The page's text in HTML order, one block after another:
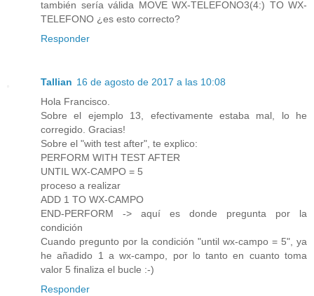
también sería válida MOVE WX-TELEFONO3(4:) TO WX-
TELEFONO ¿es esto correcto?
Responder
Tallian 16 de agosto de 2017 a las 10:08
Hola Francisco.
Sobre el ejemplo 13, efectivamente estaba mal, lo he
corregido. Gracias!
Sobre el "with test after", te explico:
PERFORM WITH TEST AFTER
UNTIL WX-CAMPO = 5
proceso a realizar
ADD 1 TO WX-CAMPO
END-PERFORM -> aquí es donde pregunta por la
condición
Cuando pregunto por la condición "until wx-campo = 5", ya
he añadido 1 a wx-campo, por lo tanto en cuanto toma
valor 5 finaliza el bucle :-)
Responder